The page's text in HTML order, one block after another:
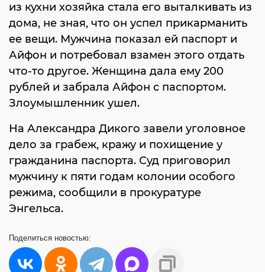
из кухни хозяйка стала его выталкивать из
дома, не зная, что он успел прикарманить
ее вещи. Мужчина показал ей паспорт и
Айфон и потребовал взамен этого отдать
что-то другое. Женщина дала ему 200
рублей и забрала Айфон с паспортом.
Злоумышленник ушел.
На Александра Дикого завели уголовное
дело за грабеж, кражу и похищение у
гражданина паспорта. Суд приговорил
мужчину к пяти годам колонии особого
режима, сообщили в прокуратуре
Энгельса.
Поделиться новостью: